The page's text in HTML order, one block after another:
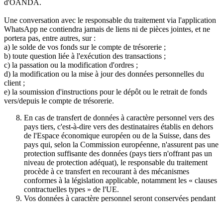
d'OANDA.
Une conversation avec le responsable du traitement via l'application
WhatsApp ne contiendra jamais de liens ni de pièces jointes, et ne
portera pas, entre autres, sur :
a) le solde de vos fonds sur le compte de trésorerie ;
b) toute question liée à l'exécution des transactions ;
c) la passation ou la modification d'ordres ;
d) la modification ou la mise à jour des données personnelles du
client ;
e) la soumission d'instructions pour le dépôt ou le retrait de fonds
vers/depuis le compte de trésorerie.
En cas de transfert de données à caractère personnel vers des
pays tiers, c'est-à-dire vers des destinataires établis en dehors
de l'Espace économique européen ou de la Suisse, dans des
pays qui, selon la Commission européenne, n'assurent pas une
protection suffisante des données (pays tiers n'offrant pas un
niveau de protection adéquat), le responsable du traitement
procède à ce transfert en recourant à des mécanismes
conformes à la législation applicable, notamment les « clauses
contractuelles types » de l'UE.
Vos données à caractère personnel seront conservées pendant